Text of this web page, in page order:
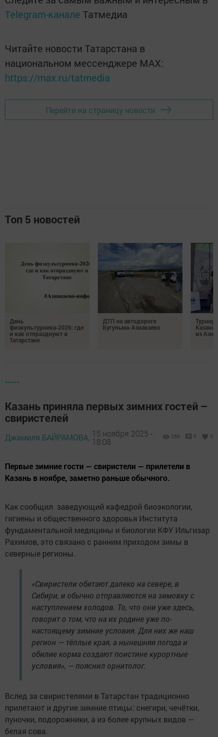
Telegram-канале Татмедиа
Читайте новости Татарстана в
национальном мессенджере MАХ:
https://max.ru/tatmedia
Перейти на страницу новости
Топ 5 новостей
День
физкультурника‑2026: где
и как отпразднуют в
Татарстане
ДТП на автодороге
Бугульма-Азнакаево
Турнир
из
-----
Казань приняла первых зимних гостей –
свиристелей
Джамиля БАЙРАМОВА, 15 ноября 2025 -
18:08
266 0 0
Первые зимние гости — свиристели — прилетели в
Казань в ноябре, заметно раньше обычного.
Как сообщил заведующий кафедрой биоэкологии,
гигиены и общественного здоровья Института
фундаментальной медицины и биологии КФУ Ильгизар
Рахимов, это связано с ранним приходом зимы в
северные регионы.
«Свиристели обитают далеко на севере, в
Сибири, и обычно отправляются на зимовку с
наступлением холодов. То, что они уже здесь,
говорит о том, что на их родине уже по-
настоящему зимние условия. Для них же наш
регион — тёплые края, а нынешняя погода и
обилие корма создают поистине курортные
условия», — пояснил орнитолог.
Вслед за свиристелями в Татарстан традиционно
прилетают и другие зимние птицы: снегири, чечётки,
пуночки, подорожники, а из более крупных видов —
белая сова.